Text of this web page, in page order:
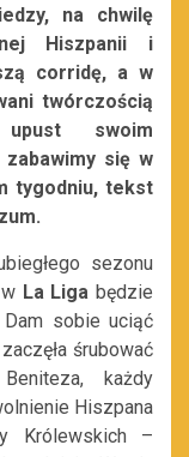
na chwilę
Hiszpanii i
corridę, a w
twórczością
swoim
się w
tygodniu, tekst
sezonu
La Liga będzie
sobie uciąć
śrubować
każdy
Hiszpana
Królewskich –